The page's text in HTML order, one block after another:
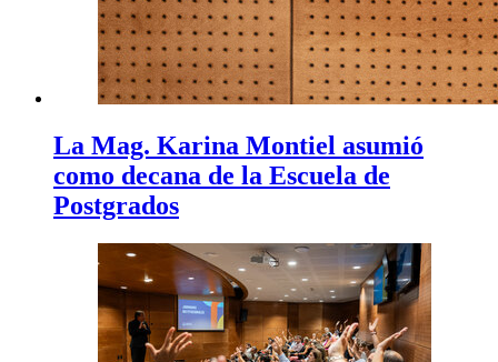
La Mag. Karina Montiel asumió
como decana de la Escuela de
Postgrados